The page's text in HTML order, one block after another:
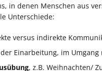
in denen Menschen aus
Unterschiede:
versus indirekte
der Einarbeitung, im Umgang
, z.B. Weihnachten/